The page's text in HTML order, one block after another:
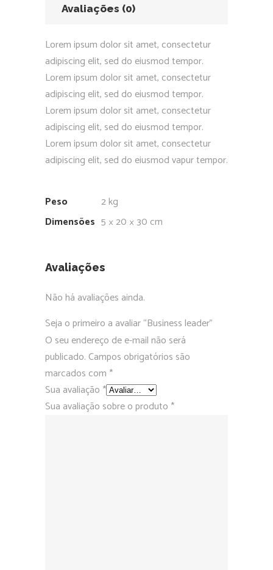
Avaliações (0)
Lorem ipsum dolor sit amet, consectetur
adipiscing elit, sed do eiusmod tempor.
Lorem ipsum dolor sit amet, consectetur
adipiscing elit, sed do eiusmod tempor.
Lorem ipsum dolor sit amet, consectetur
adipiscing elit, sed do eiusmod tempor.
Lorem ipsum dolor sit amet, consectetur
adipiscing elit, sed do eiusmod vapur tempor.
Peso
2 kg
Dimensões 5 × 20 × 30 cm
Avaliações
Não há avaliações ainda.
Seja o primeiro a avaliar “Business leader”
O seu endereço de e-mail não será
publicado. Campos obrigatórios são
marcados com *
Sua avaliação *
Sua avaliação sobre o produto *